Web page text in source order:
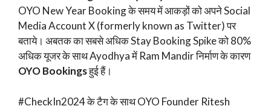
OYO New Year Booking के समय में आकड़ों को अपने Social
Media Account X (formerly known as Twitter) पर
बताये। अबतक का सबसे अधिक Stay Booking Spike को 80%
अधिक यूजर के साथ Ayodhya में Ram Mandir निर्माण के कारण
OYO Bookingsहुई हैं।
#CheckIn2024 के टैग के साथ OYO Founder Ritesh